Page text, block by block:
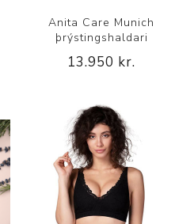
Anita Care Munich
þrýstingshaldari
13.950 kr.